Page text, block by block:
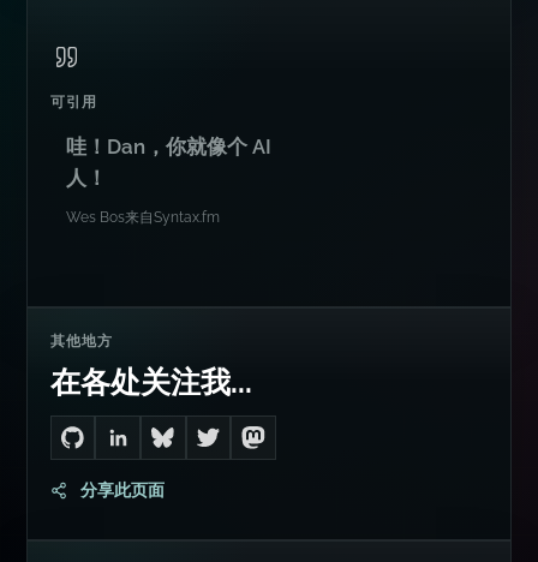
可引用
哇！Dan，你就像个 AI
其他地方
在各处关注我...
Go to Dan's GitHub
Connect with me on LinkedIn
Follow me on Bluesky
Follow me on Twitter
Follow me on Mastodon